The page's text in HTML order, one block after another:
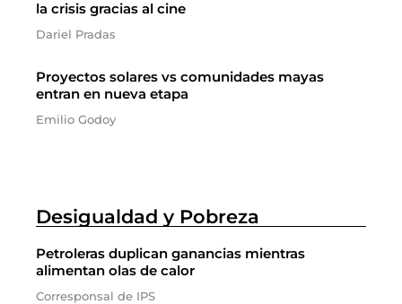
la crisis gracias al cine
Dariel Pradas
Proyectos solares vs comunidades mayas
entran en nueva etapa
Emilio Godoy
Desigualdad y Pobreza
Petroleras duplican ganancias mientras
alimentan olas de calor
Corresponsal de IPS